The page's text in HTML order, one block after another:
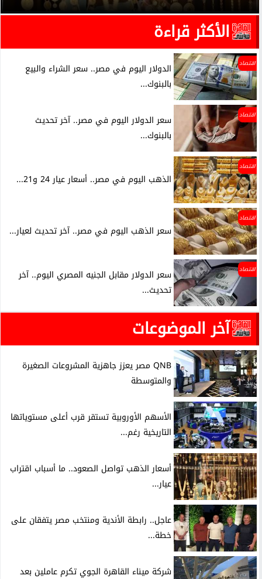
الأكثر قراءة
اقتصاد
الدولار اليوم في مصر.. سعر الشراء والبيع
بالبنوك...
اقتصاد
سعر الدولار اليوم في مصر.. آخر تحديث
بالبنوك...
اقتصاد
الذهب اليوم في مصر.. أسعار عيار 24 و21...
اقتصاد
سعر الذهب اليوم في مصر.. آخر تحديث لعيار...
اقتصاد
سعر الدولار مقابل الجنيه المصري اليوم.. آخر
تحديث...
آخر الموضوعات
QNB مصر يعزز جاهزية المشروعات الصغيرة
والمتوسطة
الأسهم الأوروبية تستقر قرب أعلى مستوياتها
التاريخية رغم...
أسعار الذهب تواصل الصعود.. ما أسباب اقتراب
عيار...
عاجل.. رابطة الأندية ومنتخب مصر يتفقان على
خطة...
شركة ميناء القاهرة الجوي تكرم عاملين بعد